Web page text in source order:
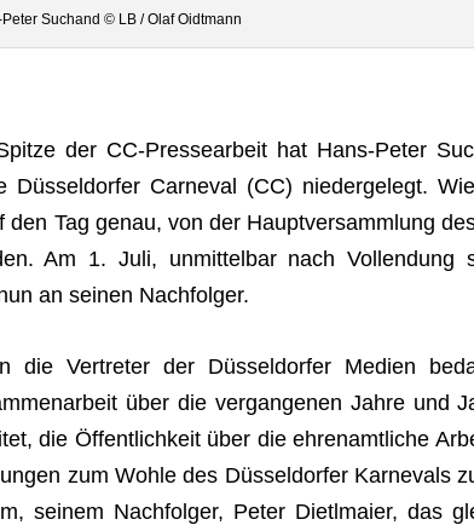
Peter Suchand © LB / Olaf Oidtmann
der CC-Pres­se­ar­beit hat Hans-Peter
Car­ne­val (CC) nie­der­ge­legt.
den Tag genau, von der Haupt­ver­samm­lung
Am 1. Juli, unmit­tel­bar nach Voll­endung
an sei­nen Nachfolger.
die Ver­tre­ter der Düs­sel­dor­fer Medien
über die ver­gan­ge­nen Jahre und
die Öffent­lich­keit über die ehren­amt­li­che
zum Wohle des Düs­sel­dor­fer Kar­ne­vals
sei­nem Nach­fol­ger, Peter Dietl­maier, das